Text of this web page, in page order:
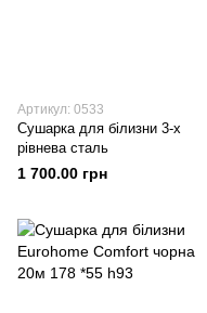
Артикул: 0533
Сушарка для білизни 3-х
рівнева сталь
1 700.00 грн